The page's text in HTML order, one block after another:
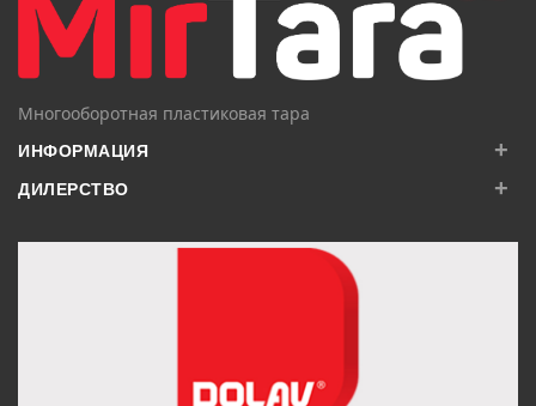
Многооборотная пластиковая тара
ИНФОРМАЦИЯ +
ДИЛЕРСТВО +